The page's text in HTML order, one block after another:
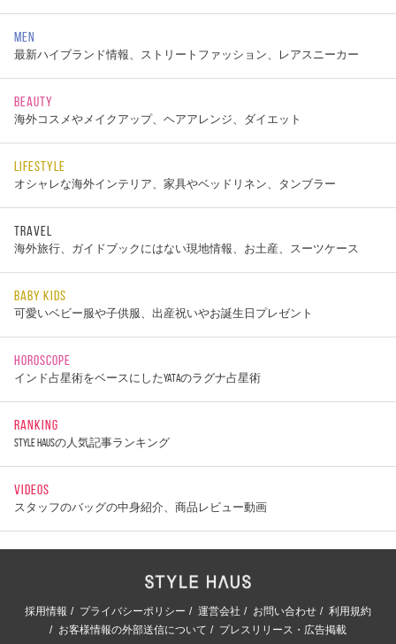
MEN
最新ハイブランド情報、ストリートファッション、レアスニーカー
BEAUTY
海外コスメやメイクアップ、ヘアアレンジ、ダイエット
LIFESTYLE
オシャレな海外インテリア、家具やベッドリネン、タンブラー
TRAVEL
海外旅行、ガイドブックにはない現地情報、お土産、スーツケース
BABY KIDS
可愛いベビー服や子供服、出産祝いやお誕生日プレゼント
HOROSCOPE
インド占星術をベースにしたYATAのラグナ占星術
RANKING
STYLE HAUSの人気記事ランキング
VIDEOS
スタッフのバッグの中身紹介、商品レビュー動画
採用情報 プライバシーポリシー 運営会社 お問い合わせ
利用規約
お客様情報の外部送信について
プレスリリース・広告掲載